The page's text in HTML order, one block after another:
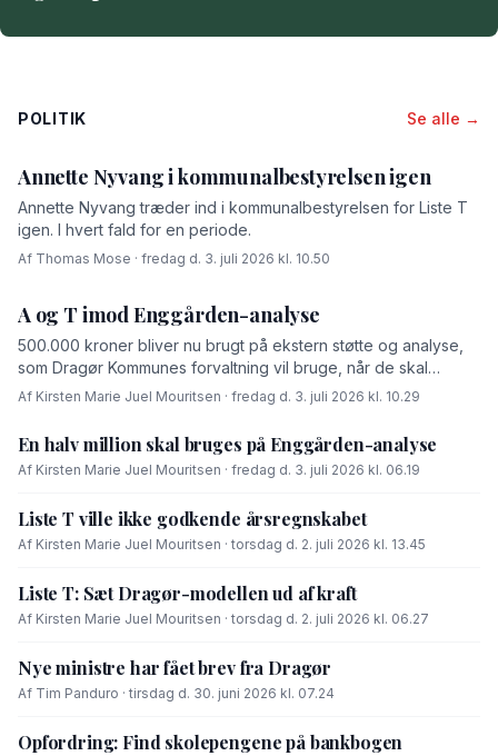
POLITIK Se alle →
Annette Nyvang i kommunalbestyrelsen igen
Annette Nyvang træder ind i kommunalbestyrelsen for Liste T
igen. I hvert fald for en periode.
Af Thomas Mose · fredag d. 3. juli 2026 kl. 10.50
A og T imod Enggården-analyse
500.000 kroner bliver nu brugt på ekstern støtte og analyse,
som Dragør Kommunes forvaltning vil bruge, når de skal
forhandle med OK-fonden om en driftsoverenskomst for
Af Kirsten Marie Juel Mouritsen · fredag d. 3. juli 2026 kl. 10.29
En halv million skal bruges på Enggården-analyse
Af Kirsten Marie Juel Mouritsen · fredag d. 3. juli 2026 kl. 06.19
Liste T ville ikke godkende årsregnskabet
Af Kirsten Marie Juel Mouritsen · torsdag d. 2. juli 2026 kl. 13.45
Liste T: Sæt Dragør-modellen ud af kraft
Af Kirsten Marie Juel Mouritsen · torsdag d. 2. juli 2026 kl. 06.27
Nye ministre har fået brev fra Dragør
Af Tim Panduro · tirsdag d. 30. juni 2026 kl. 07.24
Opfordring: Find skolepengene på bankbogen